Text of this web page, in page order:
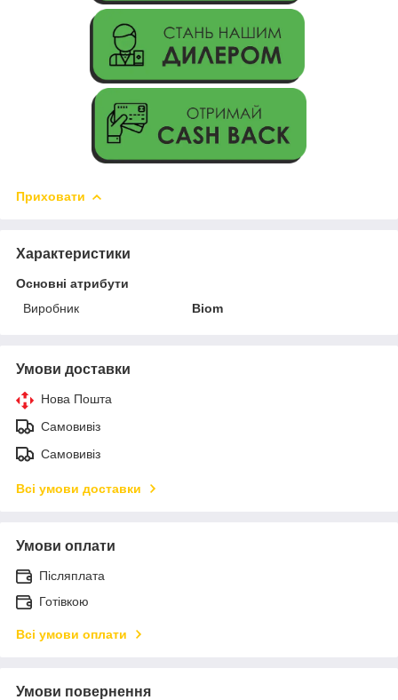
Приховати
Характеристики
Основні атрибути
Виробник
Biom
Умови доставки
Нова Пошта
Самовивіз
Самовивіз
Всі умови доставки
Умови оплати
Післяплата
Готівкою
Всі умови оплати
Умови повернення